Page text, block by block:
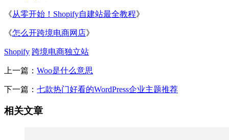
《从零开始！Shopify自建站最全教程》
《怎么开跨境电商网店》
Shopify 跨境电商独立站
上一篇： Woo是什么意思
下一篇： 七款热门好看的WordPress企业主题推荐
相关文章